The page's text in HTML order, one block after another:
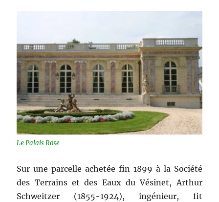
Le Palais Rose
Sur une parcelle achetée fin 1899 à la Société
des Terrains et des Eaux du Vésinet, Arthur
Schweitzer (1855-1924), ingénieur, fit